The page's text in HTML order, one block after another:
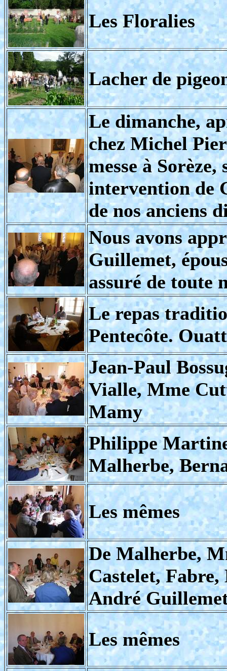
Les Floralies
Lacher de
Le dimanche,
chez Michel
messe à
intervention de
de nos anciens
Nous avons
Guillemet,
assuré de toute
Le repas
Pentecôte.
Jean-Paul
Vialle, Mme
Mamy
Philippe
Malherbe,
Les mêmes
De Malherbe,
Castelet,
André
Les mêmes